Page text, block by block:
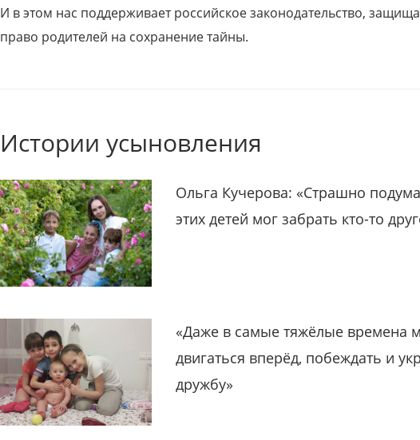
И в этом нас поддерживает российское законодательство,
право родителей на сохранение тайны.
Истории усыновления
Ольга Кучерова: «Страшно
этих детей мог забрать кто-то
«Даже в самые тяжёлые времена
двигаться вперёд, побеждать и
дружбу»